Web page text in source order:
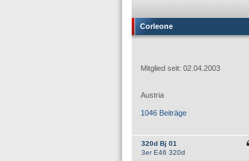
Corleone
Mitglied seit: 02.04.2003
Austria
1046 Beiträge
320d Bj 01
3er E46 320d